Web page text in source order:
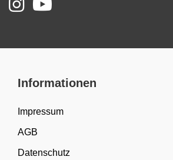
Informationen
Impressum
AGB
Datenschutz